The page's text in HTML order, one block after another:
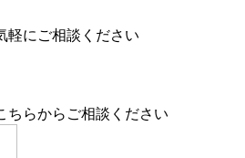
軽にご相談ください
ちらからご相談ください